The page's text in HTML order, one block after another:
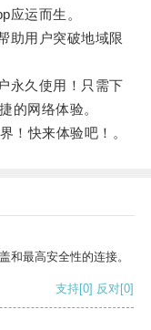
运而生。
用户突破地域限
久使用！只需下
的网络体验。
快来体验吧！。
和最高安全性的连接。
支持[0] 反对[0]